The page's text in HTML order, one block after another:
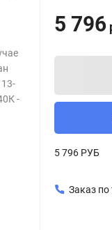
13-
-
5 796
5 796 РУБ
Заказ по